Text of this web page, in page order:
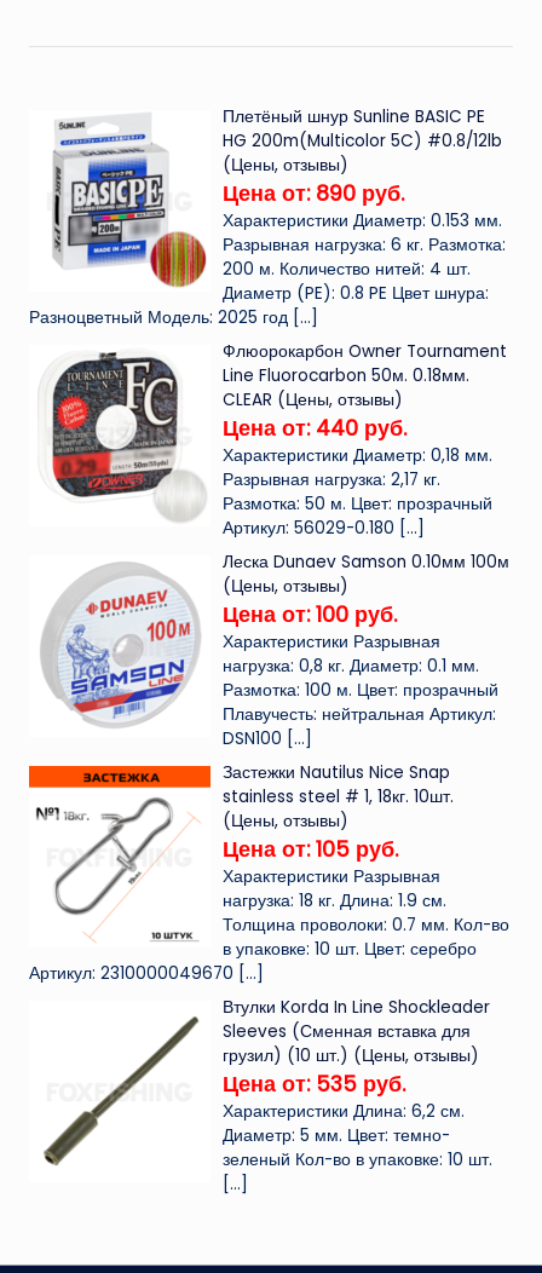
Плетёный шнур Sunline BASIC PE
HG 200m(Multicolor 5C) #0.8/12lb
(Цены, отзывы)
Цена от: 890 руб.
Характеристики Диаметр: 0.153 мм.
Разрывная нагрузка: 6 кг. Размотка:
200 м. Количество нитей: 4 шт.
Диаметр (PE): 0.8 PE Цвет шнура:
Разноцветный Модель: 2025 год […]
Флюорокарбон Owner Tournament
Line Fluorocarbon 50м. 0.18мм.
CLEAR (Цены, отзывы)
Цена от: 440 руб.
Характеристики Диаметр: 0,18 мм.
Разрывная нагрузка: 2,17 кг.
Размотка: 50 м. Цвет: прозрачный
Артикул: 56029-0.180 […]
Леска Dunaev Samson 0.10мм 100м
(Цены, отзывы)
Цена от: 100 руб.
Характеристики Разрывная
нагрузка: 0,8 кг. Диаметр: 0.1 мм.
Размотка: 100 м. Цвет: прозрачный
Плавучесть: нейтральная Артикул:
DSN100 […]
Застежки Nautilus Nice Snap
stainless steel # 1, 18кг. 10шт.
(Цены, отзывы)
Цена от: 105 руб.
Характеристики Разрывная
нагрузка: 18 кг. Длина: 1.9 см.
Толщина проволоки: 0.7 мм. Кол-во
в упаковке: 10 шт. Цвет: серебро
Артикул: 2310000049670 […]
Втулки Korda In Line Shockleader
Sleeves (Сменная вставка для
грузил) (10 шт.) (Цены, отзывы)
Цена от: 535 руб.
Характеристики Длина: 6,2 см.
Диаметр: 5 мм. Цвет: темно-
зеленый Кол-во в упаковке: 10 шт.
[…]